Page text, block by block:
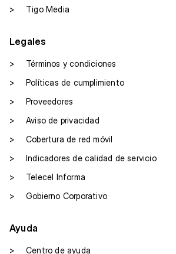
>
Tigo Media
Legales
>
Términos y condiciones
>
Políticas de cumplimiento
>
Proveedores
>
Aviso de privacidad
>
Cobertura de red móvil
>
Indicadores de calidad de servicio
>
Telecel Informa
>
Gobierno Corporativo
Ayuda
> Centro de ayuda